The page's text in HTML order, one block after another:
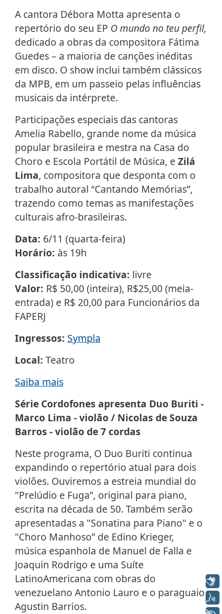
A cantora Débora Motta apresenta o
repertório do seu EP O mundo no teu perfil,
dedicado a obras da compositora Fátima
Guedes – a maioria de canções inéditas
em disco. O show inclui também clássicos
da MPB, em um passeio pelas influências
musicais da intérprete.
Participações especiais das cantoras
Amelia Rabello, grande nome da música
popular brasileira e mestra na Casa do
Choro e Escola Portátil de Música, e Zilá
Lima, compositora que desponta com o
trabalho autoral “Cantando Memórias”,
trazendo como temas as manifestações
culturais afro-brasileiras.
Data: 6/11 (quarta-feira)
Horário: às 19h
Classificação indicativa: livre
Valor: R$ 50,00 (inteira), R$25,00 (meia-
entrada) e R$ 20,00 para Funcionários da
FAPERJ
Ingressos: Sympla
Local: Teatro
Saiba mais
Série Cordofones apresenta Duo Buriti -
Marco Lima - violão / Nicolas de Souza
Barros - violão de 7 cordas
Neste programa, O Duo Buriti continua
expandindo o repertório atual para dois
violões. Ouviremos a estreia mundial do
"Prelúdio e Fuga”, original para piano,
escrita na década de 50. Também serão
apresentadas a "Sonatina para Piano" e o
"Choro Manhoso” de Edino Krieger,
música espanhola de Manuel de Falla e
Joaquin Rodrigo e uma Suíte
LatinoAmericana com obras do
venezuelano Antonio Lauro e o paraguaio
Agustin Barrios.
Voz